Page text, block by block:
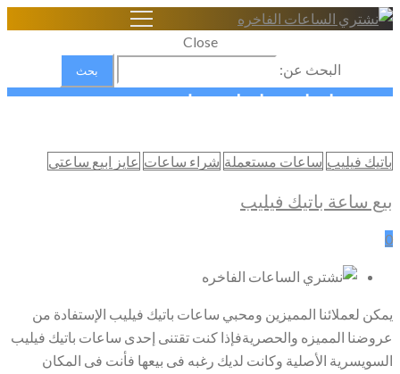
Close
البحث عن:
بيع ساعات باتيك فيليب
Home
شراء الساعات السويسرية الاصلية
بيع ساعات باتيك فيليب
باتيك فيليب ساعات مستعملة شراء ساعات عايز ابيع ساعتي
بيع ساعة باتيك فيليب
0
يمكن لعملائنا المميزين ومحبي ساعات باتيك فيليب الإستفادة من
عروضنا المميزه والحصريةفإذا كنت تقتنى إحدى ساعات باتيك فيليب
السويسرية الأصلية وكانت لديك رغبه فى بيعها فأنت فى المكان